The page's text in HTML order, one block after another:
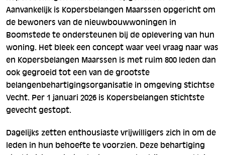
Aanvankelijk is Kopersbelangen Maarssen opgericht om
de bewoners van de nieuwbouwwoningen in
Boomstede te ondersteunen bij de oplevering van hun
woning. Het bleek een concept waar veel vraag naar was
en Kopersbelangen Maarssen is met ruim 800 leden dan
ook gegroeid tot een van de grootste
belangenbehartigingsorganisatie in omgeving Stichtse
Vecht. Per 1 januari 2026 is Kopersbelangen Stichtste
gevecht gestopt.
Dagelijks zetten enthousiaste vrijwilligers zich in om de
leden in hun behoefte te voorzien. Deze behartiging